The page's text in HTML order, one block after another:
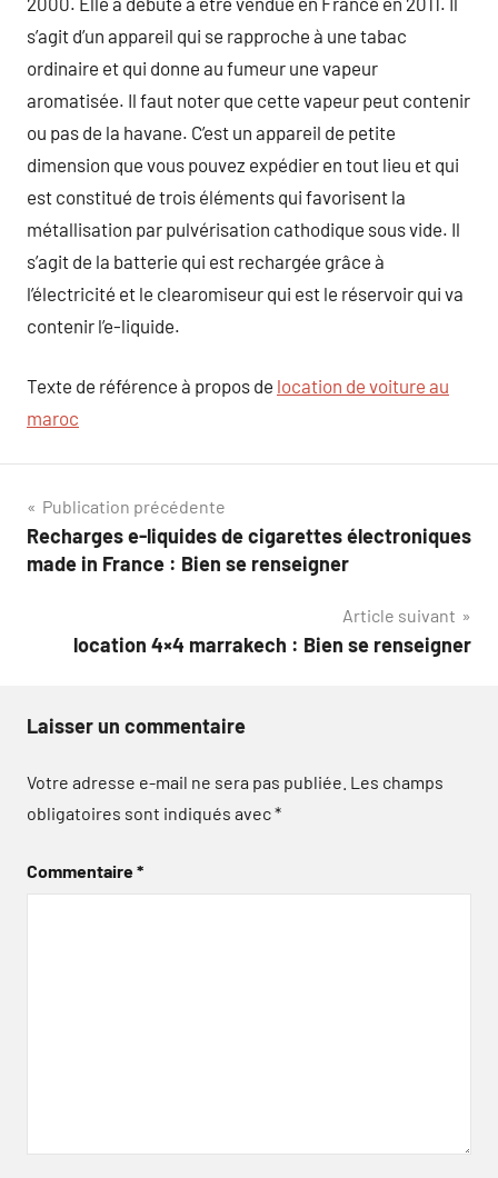
s’agit d’un appareil qui se rapproche à une tabac
ordinaire et qui donne au fumeur une vapeur
aromatisée. Il faut noter que cette vapeur peut contenir
ou pas de la havane. C’est un appareil de petite
dimension que vous pouvez expédier en tout lieu et qui
est constitué de trois éléments qui favorisent la
métallisation par pulvérisation cathodique sous vide. Il
s’agit de la batterie qui est rechargée grâce à
l’électricité et le clearomiseur qui est le réservoir qui va
contenir l’e-liquide.
Texte de référence à propos de location de voiture au
maroc
Navigation
de
Publication précédente
Recharges e-liquides de cigarettes électroniques
made in France : Bien se renseigner
Article suivant
location 4×4 marrakech : Bien se renseigner
Laisser un commentaire
Votre adresse e-mail ne sera pas publiée. Les champs
obligatoires sont indiqués avec*
Commentaire*